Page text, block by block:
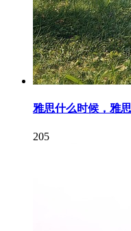
雅思什么时候，雅
205